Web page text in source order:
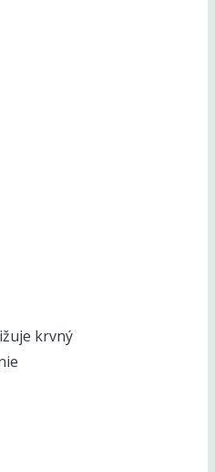
krvný